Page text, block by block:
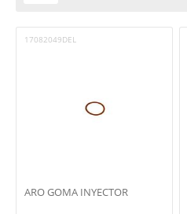
17082049DEL
ARO GOMA INYECTOR